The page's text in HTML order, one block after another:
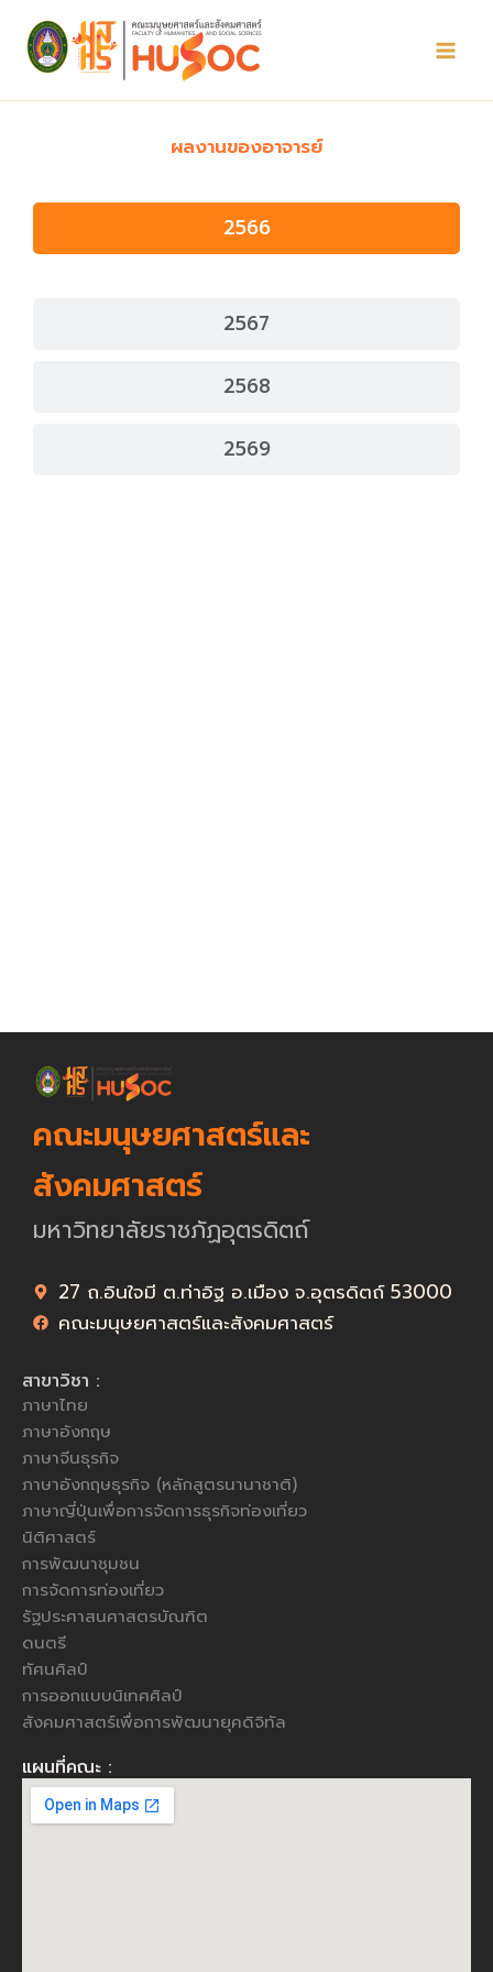
content
ผลงานของอาจารย์
2566
2567
2568
2569
คณะมนุษยศาสตร์และ
สังคมศาสตร์
มหาวิทยาลัยราชภัฏอุตรดิตถ์
27 ถ.อินใจมี ต.ท่าอิฐ อ.เมือง จ.อุตรดิตถ์ 53000
คณะมนุษยศาสตร์และสังคมศาสตร์
สาขาวิชา :
ภาษาไทย
ภาษาอังกฤษ
ภาษาจีนธุรกิจ
ภาษาอังกฤษธุรกิจ (หลักสูตรนานาชาติ)
ภาษาญี่ปุ่นเพื่อการจัดการธุรกิจท่องเที่ยว
นิติศาสตร์
การพัฒนาชุมชน
การจัดการท่องเที่ยว
รัฐประศาสนศาสตรบัณฑิต
ดนตรี
ทัศนศิลป์
การออกแบบนิเทศศิลป์
สังคมศาสตร์เพื่อการพัฒนายุคดิจิทัล
แผนที่คณะ :